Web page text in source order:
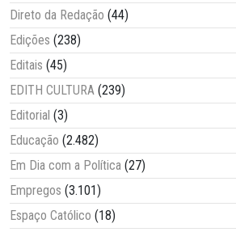
Direto da Redação (44)
Edições (238)
Editais (45)
EDITH CULTURA (239)
Editorial (3)
Educação (2.482)
Em Dia com a Política (27)
Empregos (3.101)
Espaço Católico (18)